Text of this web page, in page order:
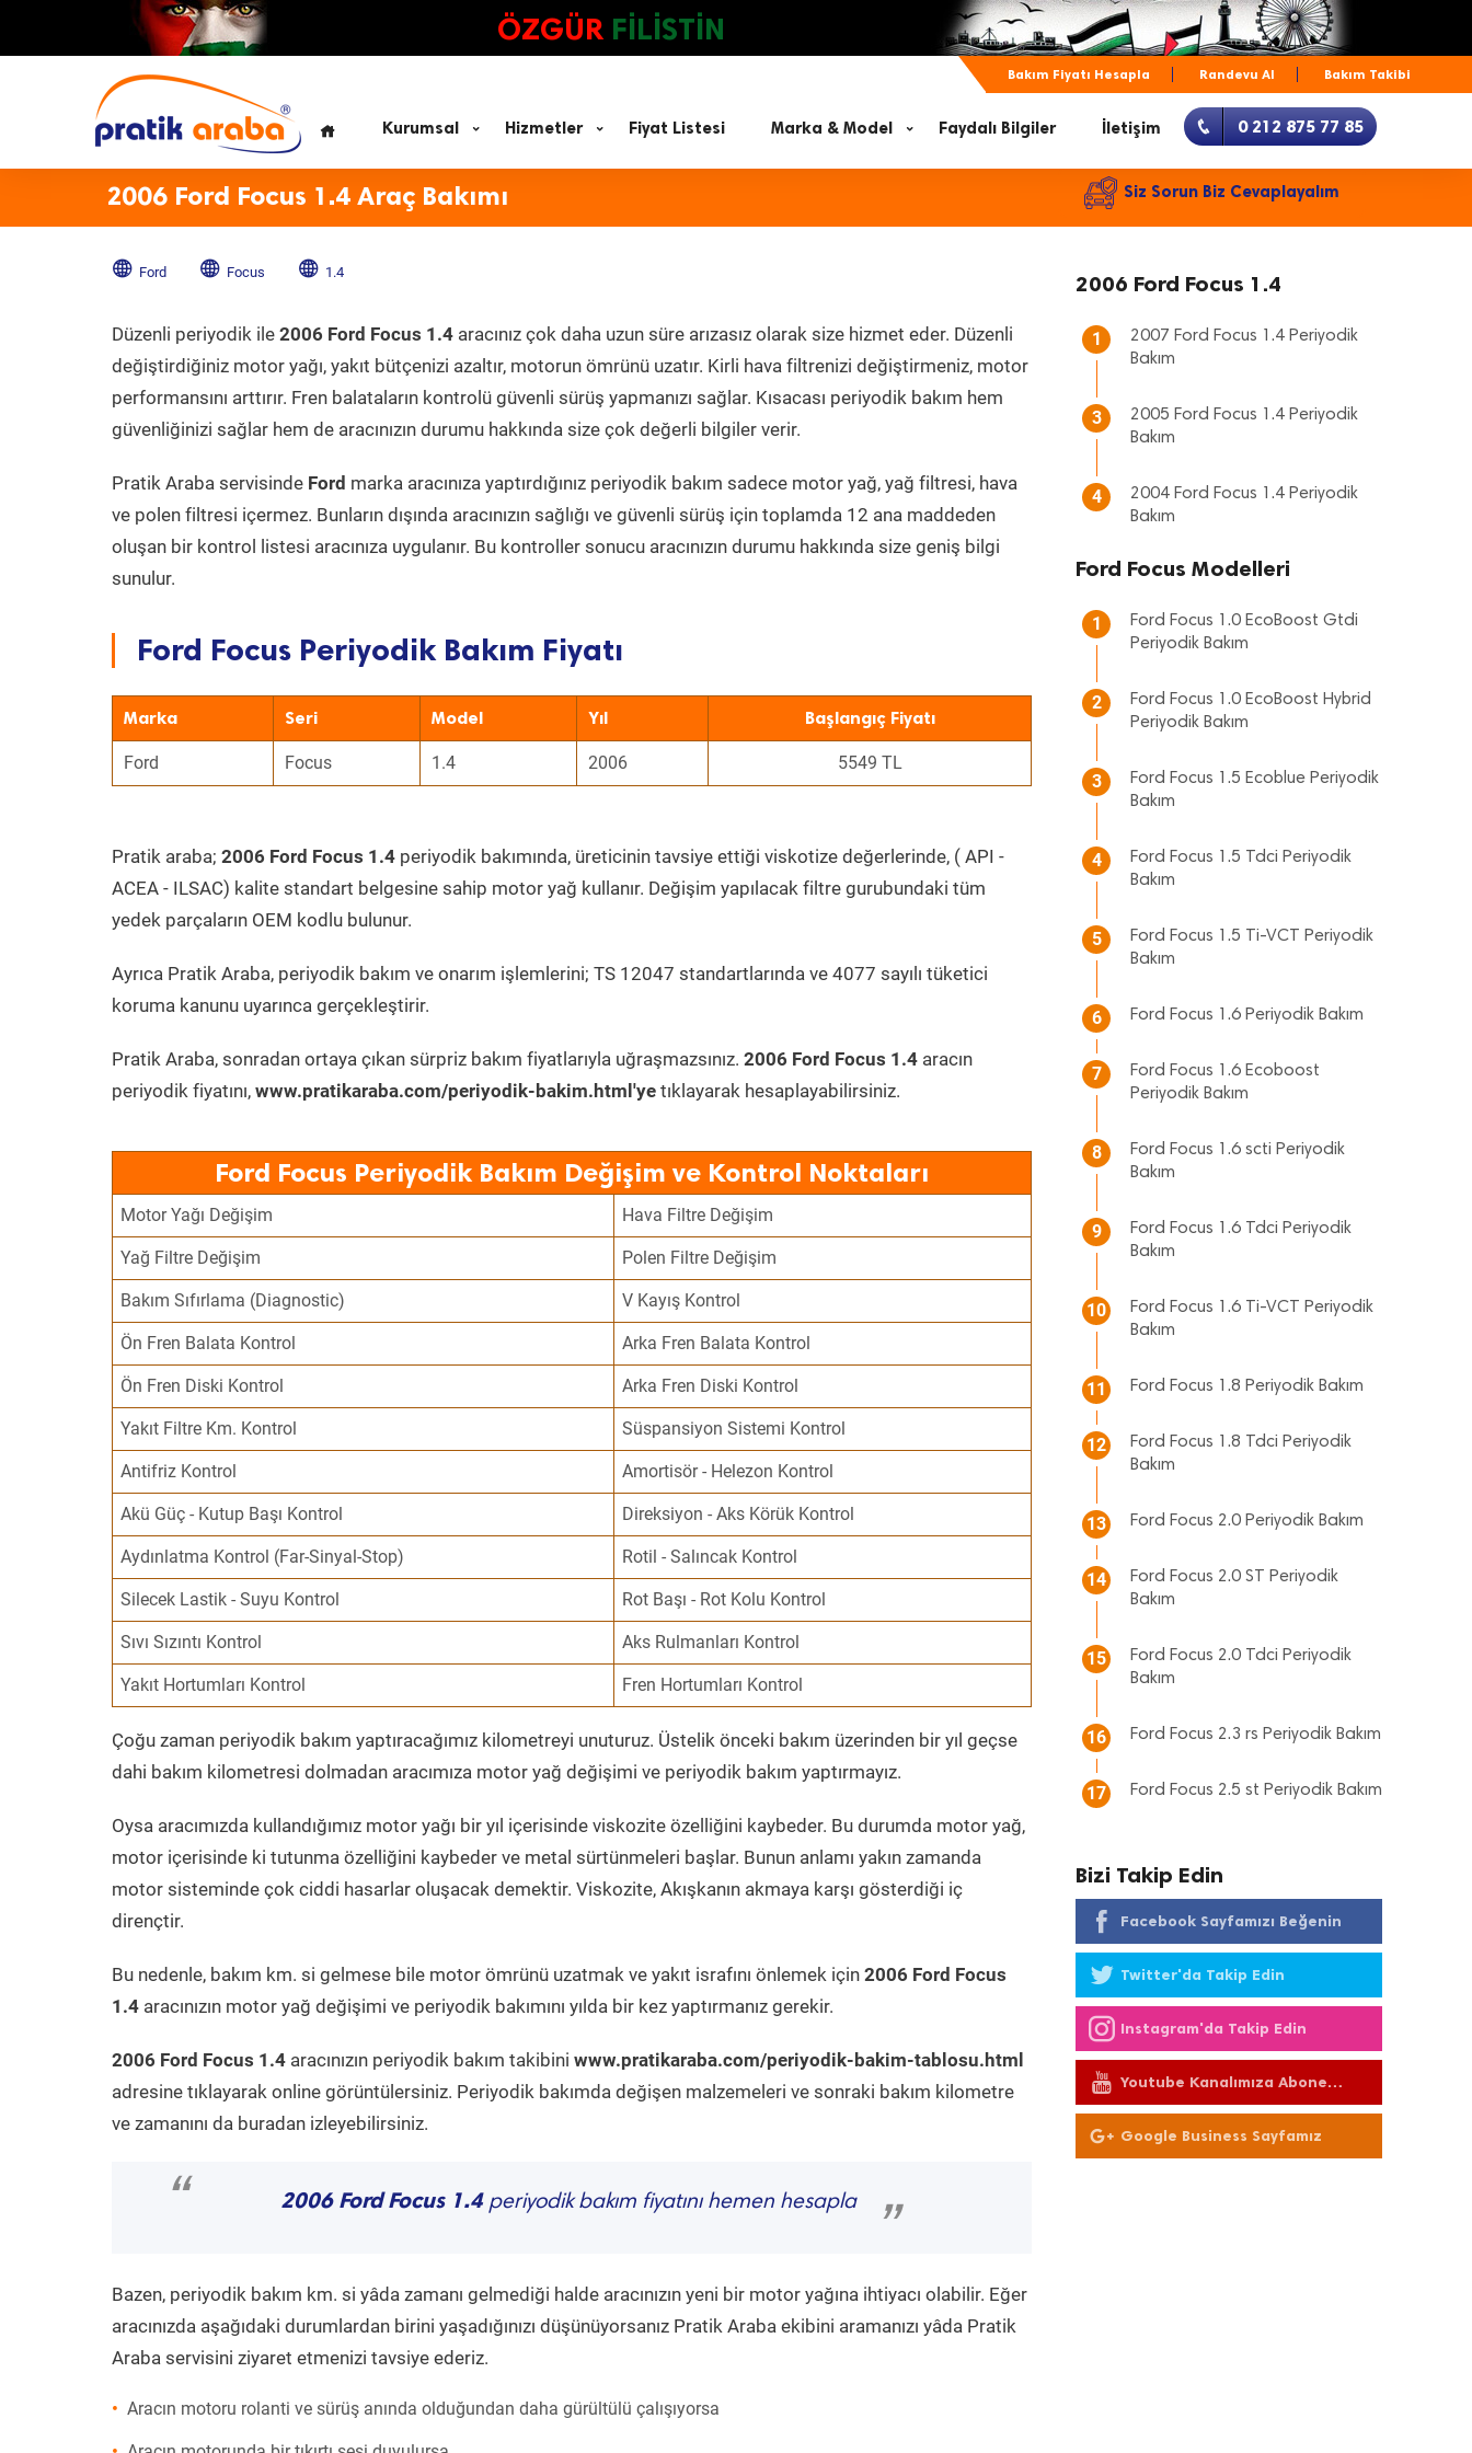
ÖZGÜR FİLİSTİN
Bakım Fiyatı Hesapla Randevu Al Bakım Takibi
Kurumsal Hizmetler Fiyat Listesi Marka & Model Faydalı Bilgiler İletişim 0 212 875 77 85
2006 Ford Focus 1.4 Araç Bakımı Siz Sorun Biz Cevaplayalım
Ford Focus 1.4
Düzenli periyodik ile 2006 Ford Focus 1.4 aracınız çok daha uzun süre arızasız olarak size hizmet eder. Düzenli
değiştirdiğiniz motor yağı, yakıt bütçenizi azaltır, motorun ömrünü uzatır. Kirli hava filtrenizi değiştirmeniz, motor
performansını arttırır. Fren balataların kontrolü güvenli sürüş yapmanızı sağlar. Kısacası periyodik bakım hem
güvenliğinizi sağlar hem de aracınızın durumu hakkında size çok değerli bilgiler verir.
Pratik Araba servisinde Ford marka aracınıza yaptırdığınız periyodik bakım sadece motor yağ, yağ filtresi, hava
ve polen filtresi içermez. Bunların dışında aracınızın sağlığı ve güvenli sürüş için toplamda 12 ana maddeden
oluşan bir kontrol listesi aracınıza uygulanır. Bu kontroller sonucu aracınızın durumu hakkında size geniş bilgi
sunulur.
Ford Focus Periyodik Bakım Fiyatı
Marka Seri Model Yıl Başlangıç Fiyatı
Ford Focus 1.4 2006 5549 TL
Pratik araba; 2006 Ford Focus 1.4 periyodik bakımında, üreticinin tavsiye ettiği viskotize değerlerinde, ( API -
ACEA - ILSAC) kalite standart belgesine sahip motor yağ kullanır. Değişim yapılacak filtre gurubundaki tüm
yedek parçaların OEM kodlu bulunur.
Ayrıca Pratik Araba, periyodik bakım ve onarım işlemlerini; TS 12047 standartlarında ve 4077 sayılı tüketici
koruma kanunu uyarınca gerçekleştirir.
Pratik Araba, sonradan ortaya çıkan sürpriz bakım fiyatlarıyla uğraşmazsınız. 2006 Ford Focus 1.4 aracın
periyodik fiyatını, www.pratikaraba.com/periyodik-bakim.html'ye tıklayarak hesaplayabilirsiniz.
Ford Focus Periyodik Bakım Değişim ve Kontrol Noktaları
Motor Yağı Değişim Hava Filtre Değişim
Yağ Filtre Değişim Polen Filtre Değişim
Bakım Sıfırlama (Diagnostic) V Kayış Kontrol
Ön Fren Balata Kontrol Arka Fren Balata Kontrol
Ön Fren Diski Kontrol Arka Fren Diski Kontrol
Yakıt Filtre Km. Kontrol Süspansiyon Sistemi Kontrol
Antifriz Kontrol Amortisör - Helezon Kontrol
Akü Güç - Kutup Başı Kontrol Direksiyon - Aks Körük Kontrol
Aydınlatma Kontrol (Far-Sinyal-Stop) Rotil - Salıncak Kontrol
Silecek Lastik - Suyu Kontrol Rot Başı - Rot Kolu Kontrol
Sıvı Sızıntı Kontrol Aks Rulmanları Kontrol
Yakıt Hortumları Kontrol Fren Hortumları Kontrol
Çoğu zaman periyodik bakım yaptıracağımız kilometreyi unuturuz. Üstelik önceki bakım üzerinden bir yıl geçse
dahi bakım kilometresi dolmadan aracımıza motor yağ değişimi ve periyodik bakım yaptırmayız.
Oysa aracımızda kullandığımız motor yağı bir yıl içerisinde viskozite özelliğini kaybeder. Bu durumda motor yağ,
motor içerisinde ki tutunma özelliğini kaybeder ve metal sürtünmeleri başlar. Bunun anlamı yakın zamanda
motor sisteminde çok ciddi hasarlar oluşacak demektir. Viskozite, Akışkanın akmaya karşı gösterdiği iç
dirençtir.
Bu nedenle, bakım km. si gelmese bile motor ömrünü uzatmak ve yakıt israfını önlemek için 2006 Ford Focus
1.4 aracınızın motor yağ değişimi ve periyodik bakımını yılda bir kez yaptırmanız gerekir.
2006 Ford Focus 1.4 aracınızın periyodik bakım takibini www.pratikaraba.com/periyodik-bakim-tablosu.html
adresine tıklayarak online görüntülersiniz. Periyodik bakımda değişen malzemeleri ve sonraki bakım kilometre
ve zamanını da buradan izleyebilirsiniz.
“ 2006 Ford Focus 1.4 periyodik bakım fiyatını hemen hesapla
”
Bazen, periyodik bakım km. si yâda zamanı gelmediği halde aracınızın yeni bir motor yağına ihtiyacı olabilir. Eğer
aracınızda aşağıdaki durumlardan birini yaşadığınızı düşünüyorsanız Pratik Araba ekibini aramanızı yâda Pratik
Araba servisini ziyaret etmenizi tavsiye ederiz.
Aracın motoru rolanti ve sürüş anında olduğundan daha gürültülü çalışıyorsa
2006 Ford Focus 1.4
1
2007 Ford Focus 1.4 Periyodik
Bakım
3
2005 Ford Focus 1.4 Periyodik
Bakım
4
2004 Ford Focus 1.4 Periyodik
Bakım
Ford Focus Modelleri
1
Ford Focus 1.0 EcoBoost Gtdi
Periyodik Bakım
2
Ford Focus 1.0 EcoBoost Hybrid
Periyodik Bakım
3
Ford Focus 1.5 Ecoblue Periyodik
Bakım
4
Ford Focus 1.5 Tdci Periyodik
Bakım
5
Ford Focus 1.5 Ti-VCT Periyodik
Bakım
6 Ford Focus 1.6 Periyodik Bakım
7
Ford Focus 1.6 Ecoboost
Periyodik Bakım
8
Ford Focus 1.6 scti Periyodik
Bakım
9
Ford Focus 1.6 Tdci Periyodik
Bakım
10
Ford Focus 1.6 Ti-VCT Periyodik
Bakım
11 Ford Focus 1.8 Periyodik Bakım
12
Ford Focus 1.8 Tdci Periyodik
Bakım
13 Ford Focus 2.0 Periyodik Bakım
14
Ford Focus 2.0 ST Periyodik
Bakım
15
Ford Focus 2.0 Tdci Periyodik
Bakım
16 Ford Focus 2.3 rs Periyodik Bakım
17 Ford Focus 2.5 st Periyodik Bakım
Bizi Takip Edin
Facebook Sayfamızı Beğenin
Twitter'da Takip Edin
Instagram'da Takip Edin
Youtube Kanalımıza Abone
Olun
Google Business Sayfamız